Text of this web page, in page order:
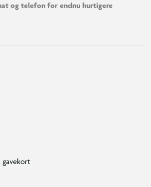
og telefon for endnu hurtigere
gavekort